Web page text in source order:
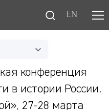
EN
конференция
в истории России.
27-28 марта